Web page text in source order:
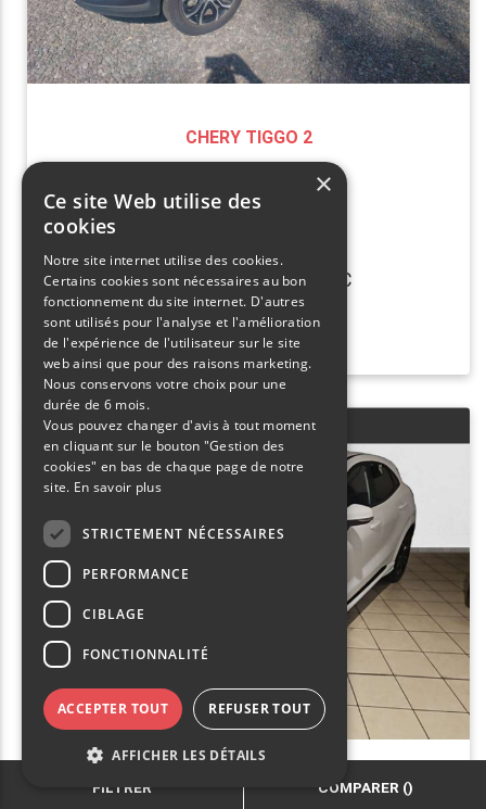
FILTRER
CHERY TIGGO 2
1,790,000 XPF TTC
Disponible à Papeete
Ajouter au comparateur
FORD PUMA COMPARER ()
×
Ce site Web utilise des
cookies
Notre site internet utilise des cookies.
Certains cookies sont nécessaires au bon
fonctionnement du site internet. D'autres
sont utilisés pour l'analyse et l'amélioration
de l'expérience de l'utilisateur sur le site
web ainsi que pour des raisons marketing.
Nous conservons votre choix pour une
durée de 6 mois.
Vous pouvez changer d'avis à tout moment
en cliquant sur le bouton "Gestion des
cookies" en bas de chaque page de notre
site. En savoir plus
STRICTEMENT NÉCESSAIRES
PERFORMANCE
CIBLAGE
FONCTIONNALITÉ
ACCEPTER TOUT REFUSER TOUT
AFFICHER LES DÉTAILS